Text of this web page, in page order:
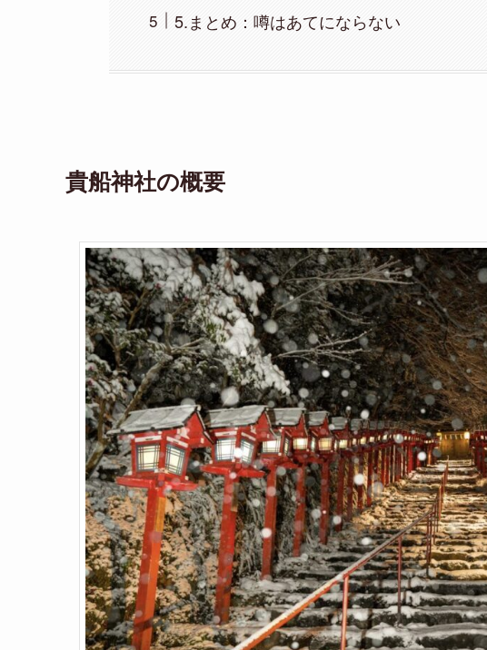
5.まとめ：噂はあてにならない
貴船神社の概要